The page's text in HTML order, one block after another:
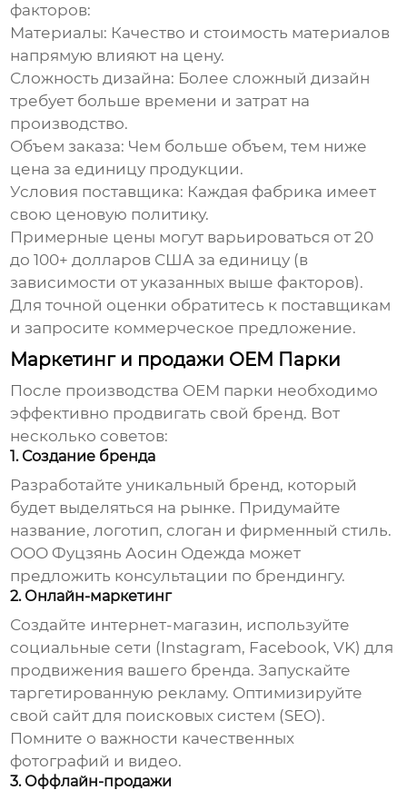
факторов:
Материалы: Качество и стоимость материалов
напрямую влияют на цену.
Сложность дизайна: Более сложный дизайн
требует больше времени и затрат на
производство.
Объем заказа: Чем больше объем, тем ниже
цена за единицу продукции.
Условия поставщика: Каждая фабрика имеет
свою ценовую политику.
Примерные цены могут варьироваться от 20
до 100+ долларов США за единицу (в
зависимости от указанных выше факторов).
Для точной оценки обратитесь к поставщикам
и запросите коммерческое предложение.
Маркетинг и продажи OEM Парки
После производства OEM парки необходимо
эффективно продвигать свой бренд. Вот
несколько советов:
1. Создание бренда
Разработайте уникальный бренд, который
будет выделяться на рынке. Придумайте
название, логотип, слоган и фирменный стиль.
ООО Фуцзянь Аосин Одежда может
предложить консультации по брендингу.
2. Онлайн-маркетинг
Создайте интернет-магазин, используйте
социальные сети (Instagram, Facebook, VK) для
продвижения вашего бренда. Запускайте
таргетированную рекламу. Оптимизируйте
свой сайт для поисковых систем (SEO).
Помните о важности качественных
фотографий и видео.
3. Оффлайн-продажи